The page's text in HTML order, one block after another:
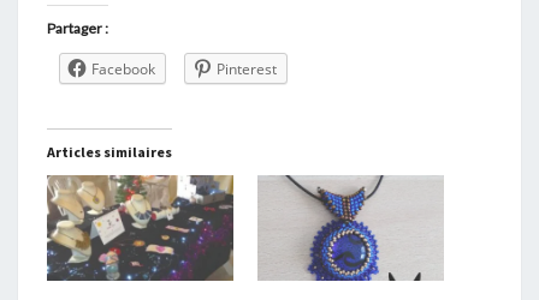
Partager :
Facebook Pinterest
Articles similaires